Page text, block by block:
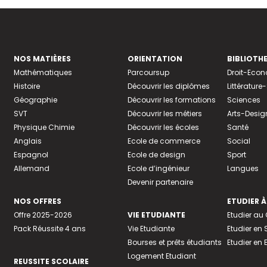
NOS MATIÈRES
Mathématiques
Histoire
Géographie
SVT
Physique Chimie
Anglais
Espagnol
Allemand
NOS OFFRES
Offre 2025-2026
Pack Réussite 4 ans
REUSSITE SCOLAIRE
ORIENTATION
Parcoursup
Découvrir les diplômes
Découvrir les formations
Découvrir les métiers
Découvrir les écoles
Ecole de commerce
Ecole de design
Ecole d’ingénieur
Devenir partenaire
VIE ETUDIANTE
Vie Etudiante
Bourses et prêts étudiants
Logement Etudiant
Droit-
Sciences
Arts-
Santé
Social
Sport
Langues
ETUDIER
Etudier
Etudier en
Etudier en